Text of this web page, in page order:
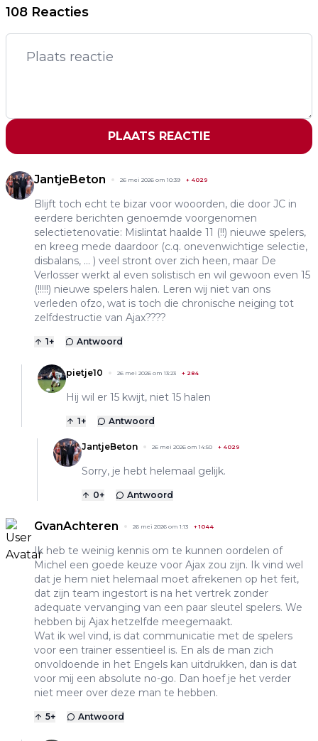
108 Reacties
PLAATS REACTIE
JantjeBeton 26 mei 2026 om 10:39 + 4029
Blijft toch echt te bizar voor wooorden, die door JC in
eerdere berichten genoemde voorgenomen
selectietenovatie: Mislintat haalde 11 (!!) nieuwe spelers,
en kreeg mede daardoor (c.q. onevenwichtige selectie,
disbalans, ... ) veel stront over zich heen, maar De
Verlosser werkt al even solistisch en wil gewoon even 15
(!!!!!) nieuwe spelers halen. Leren wij niet van ons
verleden ofzo, wat is toch die chronische neiging tot
zelfdestructie van Ajax????
1+ Antwoord
pietje10 26 mei 2026 om 13:23 + 284
Hij wil er 15 kwijt, niet 15 halen
1+ Antwoord
JantjeBeton 26 mei 2026 om 14:50 + 4029
Sorry, je hebt helemaal gelijk.
0+ Antwoord
GvanAchteren 26 mei 2026 om 1:13 +1044
Ik heb te weinig kennis om te kunnen oordelen of
Michel een goede keuze voor Ajax zou zijn. Ik vind wel
dat je hem niet helemaal moet afrekenen op het feit,
dat zijn team ingestort is na het vertrek zonder
adequate vervanging van een paar sleutel spelers. We
hebben bij Ajax hetzelfde meegemaakt.
Wat ik wel vind, is dat communicatie met de spelers
voor een trainer essentieel is. En als de man zich
onvoldoende in het Engels kan uitdrukken, dan is dat
voor mij een absolute no-go. Dan hoef je het verder
niet meer over deze man te hebben.
5+ Antwoord